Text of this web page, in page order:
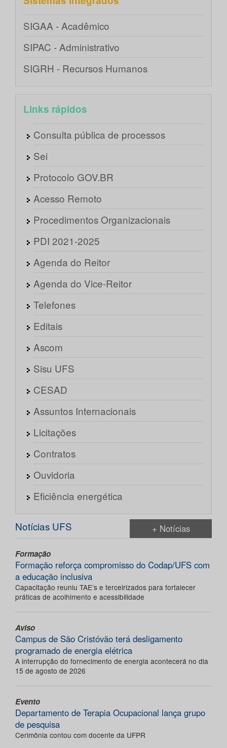
SIGAA - Acadêmico
SIPAC - Administrativo
SIGRH - Recursos Humanos
Links rápidos
Consulta pública de processos
Sei
Protocolo GOV.BR
Acesso Remoto
Procedimentos Organizacionais
PDI 2021-2025
Agenda do Reitor
Agenda do Vice-Reitor
Telefones
Editais
Ascom
Sisu UFS
CESAD
Assuntos Internacionais
Licitações
Contratos
Ouvidoria
Eficiência energética
Notícias UFS + Notícias
Formação
Formação reforça compromisso do Codap/UFS com
a educação inclusiva
Capacitação reuniu TAE’s e terceirizados para fortalecer
práticas de acolhimento e acessibilidade
Aviso
Campus de São Cristóvão terá desligamento
programado de energia elétrica
A interrupção do fornecimento de energia acontecerá no dia
15 de agosto de 2026
Evento
Departamento de Terapia Ocupacional lança grupo
de pesquisa
Cerimônia contou com docente da UFPR